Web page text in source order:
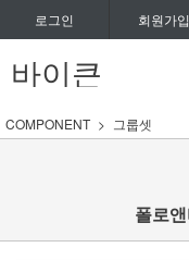
로그인 회원가입
바이큰
COMPONENT 그룹셋
폴로